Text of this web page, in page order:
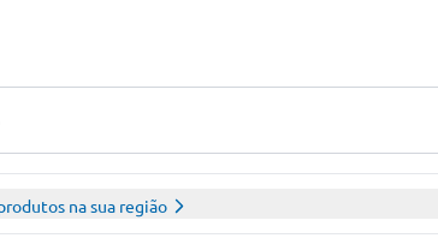
na sua região